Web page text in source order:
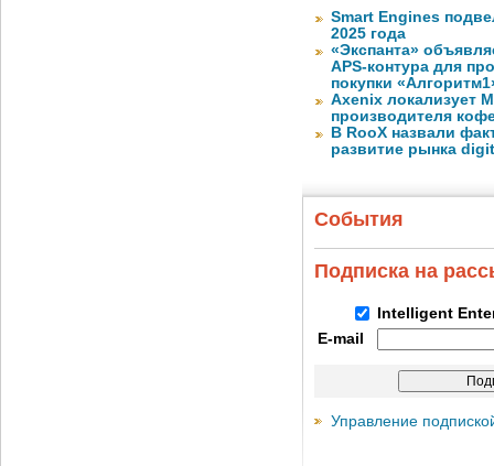
Smart Engines
2025 года
«Экспанта»
APS-контура для
покупки
Axenix локализует
производителя
В RooX назвали
развитие рынка
События
Подписка на
Intelligent
E-mail
Управление